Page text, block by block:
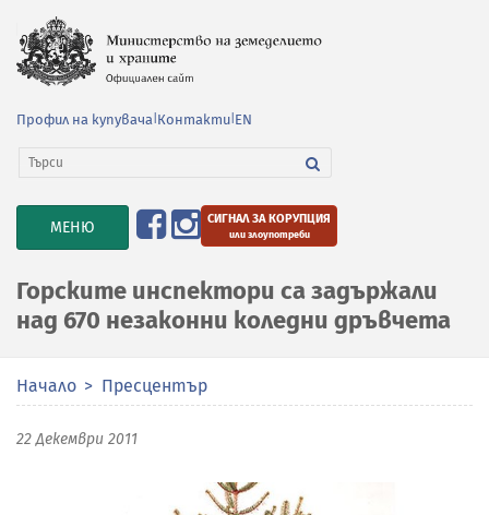
Профил на купувача Контакти EN
TOGGLE
NAVIGATION
МЕНЮ СИГНАЛ ЗА КОРУПЦИЯ
или злоупотреби
Горските инспектори са задържали
над 670 незаконни коледни дръвчета
Начало Пресцентър
22 Декември 2011